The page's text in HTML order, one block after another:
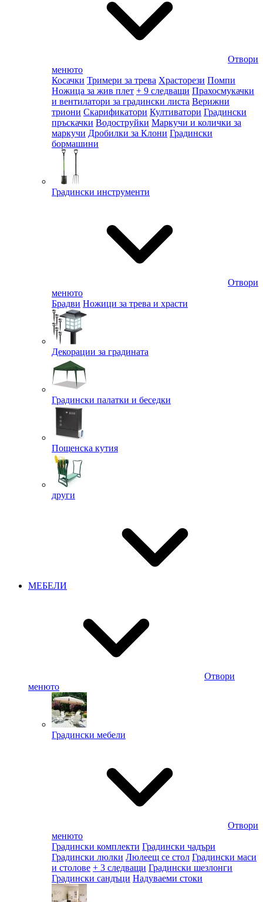
Отвори
менюто
Косачки Тримери за трева Храсторези Помпи
Ножица за жив плет + 9 следващи Прахосмукачки
и вентилатори за градински листа Верижни
триони Скарификатори Култиватори Градински
пръскачки Водоструйки Маркучи и колички за
маркучи Дробилки за Клони Градински
бормашини
Градински инструменти
Отвори
менюто
Брадви Ножици за трева и храсти
Декорации за градината
Градински палатки и беседки
Пощенска кутия
други
МЕБЕЛИ
Отвори
менюто
Градински мебели
Отвори
менюто
Градински комплекти Градински чадъри
Градински люлки Люлеещ се стол Градински маси
и столове + 3 следващи Градински шезлонги
Градински сандъци Надуваеми стоки